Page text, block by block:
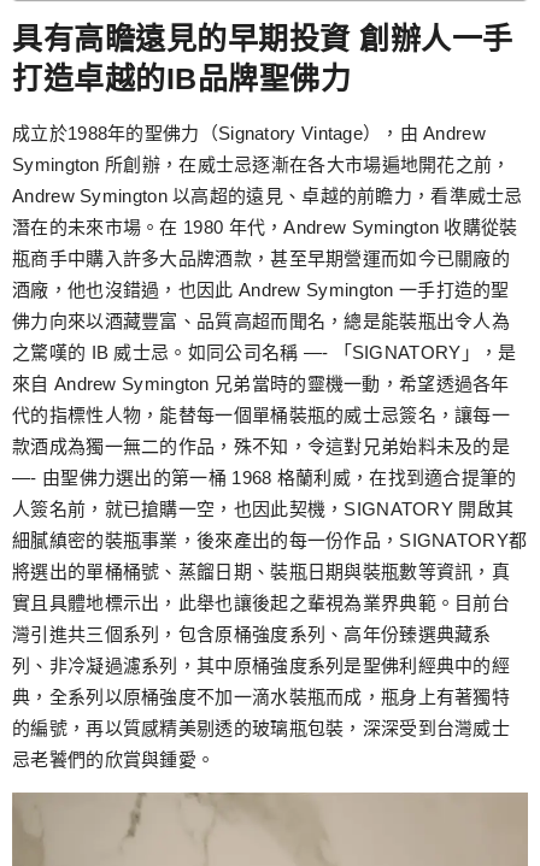
具有高瞻遠見的早期投資 創辦人一手
打造卓越的IB品牌聖佛力
成立於1988年的聖佛力（Signatory Vintage），由 Andrew
Symington 所創辦，在威士忌逐漸在各大市場遍地開花之前，
Andrew Symington 以高超的遠見、卓越的前瞻力，看準威士忌
潛在的未來市場。在 1980 年代，Andrew Symington 收購從裝
瓶商手中購入許多大品牌酒款，甚至早期營運而如今已關廠的
酒廠，他也沒錯過，也因此 Andrew Symington 一手打造的聖
佛力向來以酒藏豐富、品質高超而聞名，總是能裝瓶出令人為
之驚嘆的 IB 威士忌。如同公司名稱 —- 「SIGNATORY」，是
來自 Andrew Symington 兄弟當時的靈機一動，希望透過各年
代的指標性人物，能替每一個單桶裝瓶的威士忌簽名，讓每一
款酒成為獨一無二的作品，殊不知，令這對兄弟始料未及的是
—- 由聖佛力選出的第一桶 1968 格蘭利威，在找到適合提筆的
人簽名前，就已搶購一空，也因此契機，SIGNATORY 開啟其
細膩縝密的裝瓶事業，後來產出的每一份作品，SIGNATORY都
將選出的單桶桶號、蒸餾日期、裝瓶日期與裝瓶數等資訊，真
實且具體地標示出，此舉也讓後起之輩視為業界典範。目前台
灣引進共三個系列，包含原桶強度系列、高年份臻選典藏系
列、非冷凝過濾系列，其中原桶強度系列是聖佛利經典中的經
典，全系列以原桶強度不加一滴水裝瓶而成，瓶身上有著獨特
的編號，再以質感精美剔透的玻璃瓶包裝，深深受到台灣威士
忌老饕們的欣賞與鍾愛。